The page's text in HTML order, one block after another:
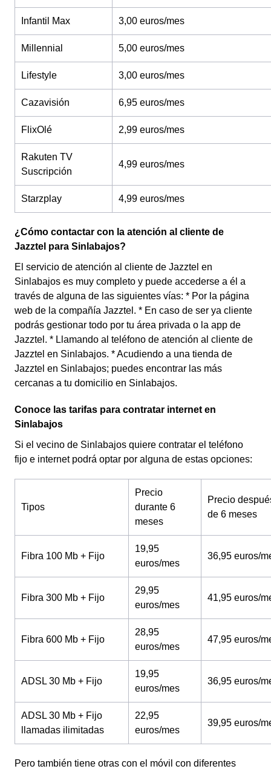
Infantil Max 3,00 euros/mes
Millennial 5,00 euros/mes
Lifestyle 3,00 euros/mes
Cazavisión 6,95 euros/mes
FlixOlé 2,99 euros/mes
Rakuten TV
Suscripción
4,99 euros/mes
Starzplay 4,99 euros/mes
¿Cómo contactar con la atención al cliente de
Jazztel para Sinlabajos?
El servicio de atención al cliente de Jazztel en
Sinlabajos es muy completo y puede accederse a él a
través de alguna de las siguientes vías: * Por la página
web de la compañía Jazztel. * En caso de ser ya cliente
podrás gestionar todo por tu área privada o la app de
Jazztel. * Llamando al teléfono de atención al cliente de
Jazztel en Sinlabajos. * Acudiendo a una tienda de
Jazztel en Sinlabajos; puedes encontrar las más
cercanas a tu domicilio en Sinlabajos.
Conoce las tarifas para contratar internet en
Sinlabajos
Si el vecino de Sinlabajos quiere contratar el teléfono
fijo e internet podrá optar por alguna de estas opciones:
Tipos
Precio
durante 6
meses
Precio
de 6 meses
Fibra 100 Mb + Fijo
19,95
euros/mes
36,95 euros/
Fibra 300 Mb + Fijo
29,95
euros/mes
41,95 euros/
Fibra 600 Mb + Fijo
28,95
euros/mes
47,95 euros/
ADSL 30 Mb + Fijo
19,95
euros/mes
36,95 euros/
ADSL 30 Mb + Fijo
llamadas ilimitadas
22,95
euros/mes
39,95 euros/
Pero también tiene otras con el móvil con diferentes